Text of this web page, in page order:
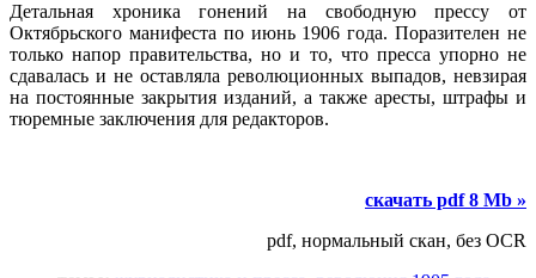
Детальная хроника гонений на свободную прессу от
Октябрьского манифеста по июнь 1906 года. Поразителен не
только напор правительства, но и то, что пресса упорно не
сдавалась и не оставляла революционных выпадов, невзирая
на постоянные закрытия изданий, а также аресты, штрафы и
тюремные заключения для редакторов.
скачать pdf 8 Mb »
pdf, нормальный скан, без OCR